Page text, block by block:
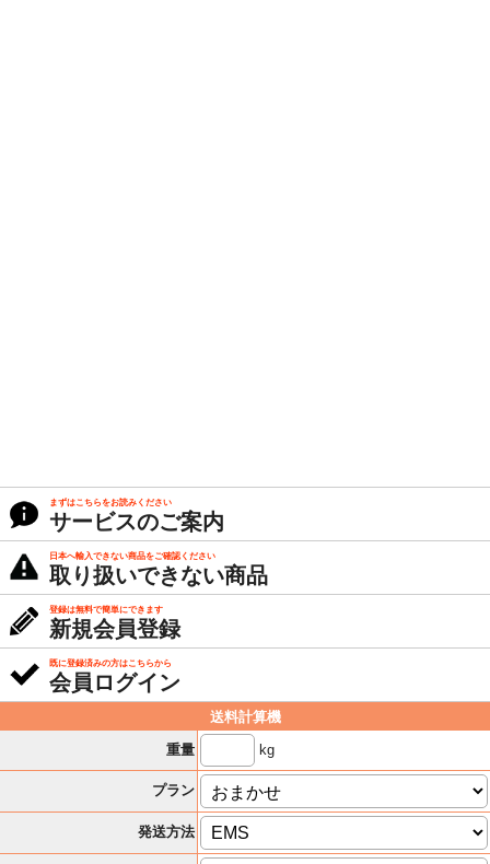
まずはこちらをお読みください
サービスのご案内
日本へ輸入できない商品をご確認ください
取り扱いできない商品
登録は無料で簡単にできます
新規会員登録
既に登録済みの方はこちらから
会員ログイン
送料計算機
重量
kg
プラン
発送方法